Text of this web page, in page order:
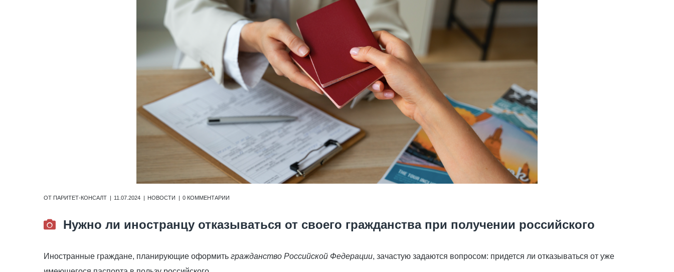
ОТ ПАРИТЕТ-КОНСАЛТ 11.07.2024 НОВОСТИ 0 КОММЕНТАРИИ
Нужно ли иностранцу отказываться от своего гражданства при получении российского
Иностранные граждане, планирующие оформить гражданство Российской Федерации, зачастую задаются вопросом: придется ли отказываться от уже